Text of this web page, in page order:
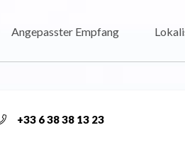
Angepasster Empfang
+33 6 38 38 13 23